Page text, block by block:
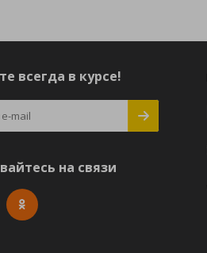
всегда в курсе!
на связи